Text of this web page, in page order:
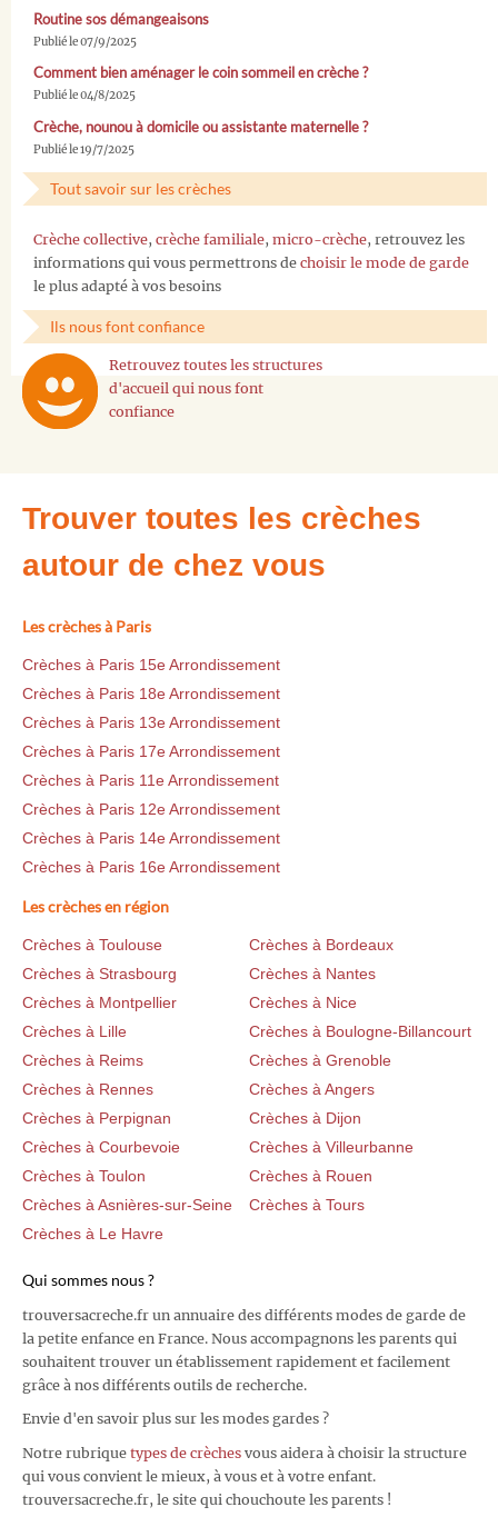
Routine sos démangeaisons
Publié le 07/9/2025
Comment bien aménager le coin sommeil en crèche ?
Publié le 04/8/2025
Crèche, nounou à domicile ou assistante maternelle ?
Publié le 19/7/2025
Tout savoir sur les crèches
Crèche collective, crèche familiale, micro-crèche, retrouvez les
informations qui vous permettrons de choisir le mode de garde
le plus adapté à vos besoins
Ils nous font confiance
Retrouvez toutes les structures
d'accueil qui nous font
confiance
Trouver toutes les crèches
autour de chez vous
Les crèches à Paris
Crèches à Paris 15e Arrondissement
Crèches à Paris 18e Arrondissement
Crèches à Paris 13e Arrondissement
Crèches à Paris 17e Arrondissement
Crèches à Paris 11e Arrondissement
Crèches à Paris 12e Arrondissement
Crèches à Paris 14e Arrondissement
Crèches à Paris 16e Arrondissement
Les crèches en région
Crèches à Toulouse
Crèches à Bordeaux
Crèches à Strasbourg
Crèches à Nantes
Crèches à Montpellier
Crèches à Nice
Crèches à Lille
Crèches à Boulogne-Billancourt
Crèches à Reims
Crèches à Grenoble
Crèches à Rennes
Crèches à Angers
Crèches à Perpignan
Crèches à Dijon
Crèches à Courbevoie
Crèches à Villeurbanne
Crèches à Toulon
Crèches à Rouen
Crèches à Asnières-sur-Seine
Crèches à Tours
Crèches à Le Havre
Qui sommes nous ?
trouversacreche.fr un annuaire des différents modes de garde de
la petite enfance en France. Nous accompagnons les parents qui
souhaitent trouver un établissement rapidement et facilement
grâce à nos différents outils de recherche.
Envie d'en savoir plus sur les modes gardes ?
Notre rubrique types de crèches vous aidera à choisir la structure
qui vous convient le mieux, à vous et à votre enfant.
trouversacreche.fr, le site qui chouchoute les parents !